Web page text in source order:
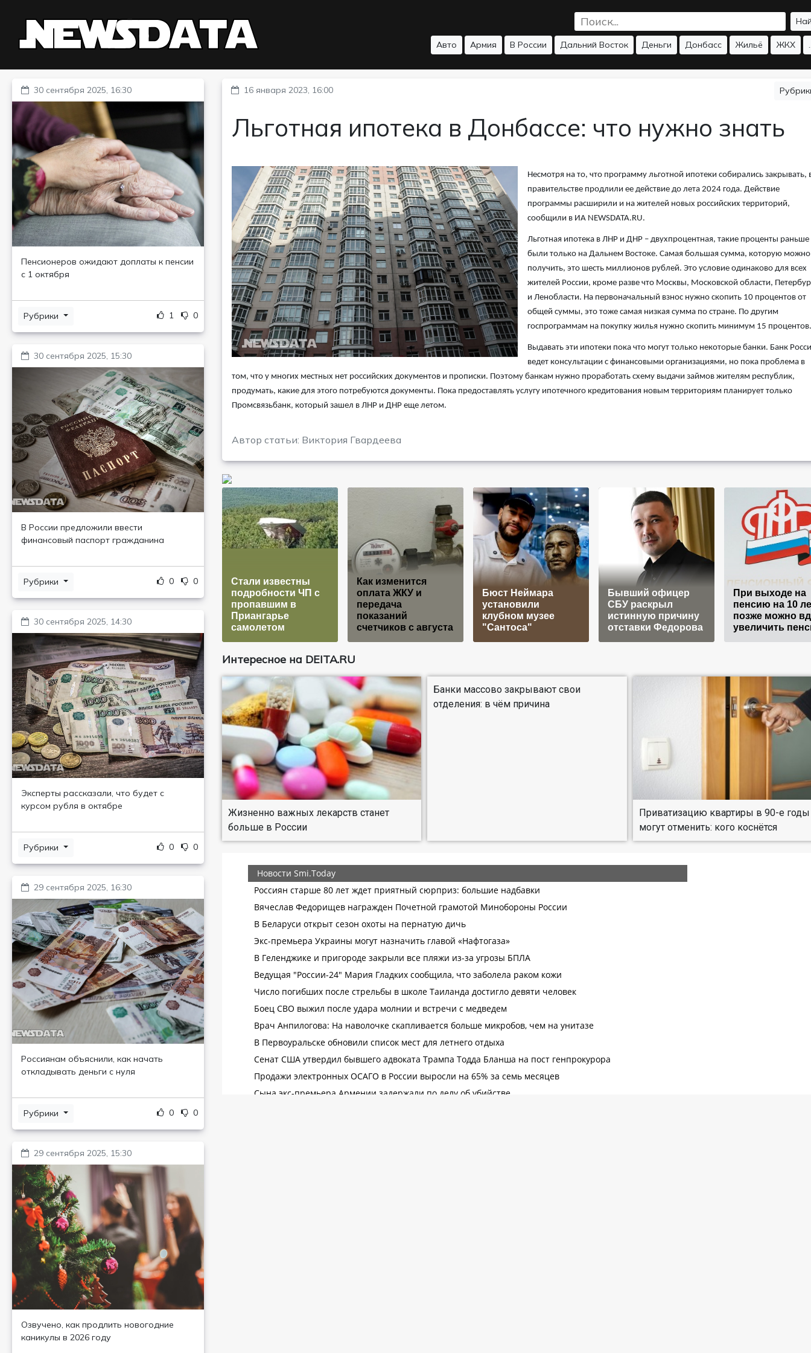
Авто Армия В России Дальний Восток Деньги Донбасс Жильё ЖКХ
30 сентября 2025, 16:30
Пенсионеров ожидают доплаты к пенсии
с 1 октября
Рубрики 1 0
30 сентября 2025, 15:30
В России предложили ввести
финансовый паспорт гражданина
Рубрики 0 0
30 сентября 2025, 14:30
Эксперты рассказали, что будет с
курсом рубля в октябре
Рубрики 0 0
29 сентября 2025, 16:30
Россиянам объяснили, как начать
откладывать деньги с нуля
Рубрики 0 0
29 сентября 2025, 15:30
Озвучено, как продлить новогодние
каникулы в 2026 году
16 января 2023, 16:00
Льготная ипотека в Донбассе: что нужно знать
Несмотря на то, что программу льготной ипотеки собирались закрывать,
правительстве продлили ее действие до лета 2024 года. Действие
программы расширили и на жителей новых российских территорий,
сообщили в ИА NEWSDATA.RU.
Льготная ипотека в ЛНР и ДНР – двухпроцентная, такие проценты раньше
были только на Дальнем Востоке. Самая большая сумма, которую можно
получить, это шесть миллионов рублей. Это условие одинаково для всех
жителей России, кроме разве что Москвы, Московской области,
и Ленобласти. На первоначальный взнос нужно скопить 10 процентов от
общей суммы, это тоже самая низкая сумма по стране. По другим
госпрограммам на покупку жилья нужно скопить минимум 15 процентов.
Выдавать эти ипотеки пока что могут только некоторые банки. Банк
ведет консультации с финансовыми организациями, но пока проблема в
том, что у многих местных нет российских документов и прописки. Поэтому банкам нужно проработать схему выдачи займов жителям республик,
продумать, какие для этого потребуются документы. Пока предоставлять услугу ипотечного кредитования новым территориям планирует только
Промсвязьбанк, который зашел в ЛНР и ДНР еще летом.
Автор статьи: Виктория Гвардеева
Стали известны
подробности ЧП с
пропавшим в
Приангарье
самолетом
Как изменится
оплата ЖКУ и
передача
показаний
счетчиков с августа
Бюст Неймара
установили
клубном музее
"Сантоса"
Бывший офицер
СБУ раскрыл
истинную причину
отставки Федорова
При выходе на
пенсию на 10
позже можно
увеличить
Интересное на DEITA.RU
Жизненно важных лекарств станет
больше в России
Банки массово закрывают свои
отделения: в чём причина
Приватизацию квартиры в 90-е годы
могут отменить: кого коснётся